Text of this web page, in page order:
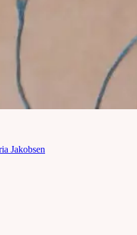
Jakobsen